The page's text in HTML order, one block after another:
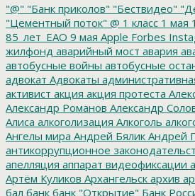
"@" "Банк приколов" "Бествидео"
"Цементный поток" @ 1 класс 1 мая
85_лет_ЕАО 9 мая Apple Forbes
жилфонд аварийный мост авария
автобусные войны автобусные
адвокат Адвокаты
активист акция акция протеста
Александр Романов Александр
Алиса алкоголизация Алкоголь
Ангелы мира Андрей Бялик Андрей
антикоррупционное
апелляция аппарат видеофиксации
Артём Куликов Архангельск архив
бал банк банк "Открытие" Банк